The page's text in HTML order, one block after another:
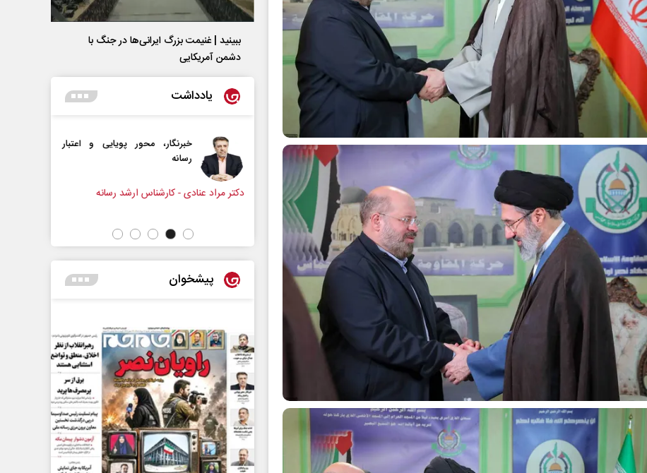
ببینید | غنیمت بزرگ ایرانی‌ها در جنگ با
دشمن آمریکایی
یادداشت
ادامه جنگ برای آمریکا یعنی
شکست مفتضحانه
دکتر محمد باقر خرمشاد - استاد دانشگاه
خبرنگار، محور پویایی و اعتبار
دکتر مراد عنادی - کارشناس ارشد رسانه
دروازه‌بانی اندوه در مسیر امید
سپیده اشرفی - روزنامه‌نگار
پیشخوان